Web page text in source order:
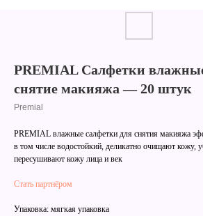
PREMIAL Салфетки
снятие макияжа — 20 штук
Premial
PREMIAL влажные салфетки для снятия макияжа
в том числе водостойкий, деликатно очищают кожу,
пересушивают кожу лица и век
Стать партнёром
Упаковка: мягкая упаковка